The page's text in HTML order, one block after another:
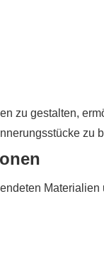
zu gestalten,
zu